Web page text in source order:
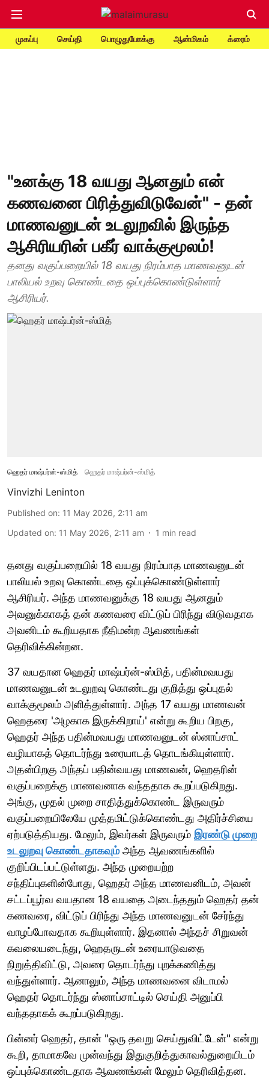
முகப்பு செய்தி பொழுதுபோக்கு ஆன்மிகம் க்ரைம்
"உனக்கு 18 வயது ஆனதும் என்
கணவனை பிரித்துவிடுவேன்" - தன்
மாணவனுடன் உடலுறவில் இருந்த
ஆசிரியரின் பகீர் வாக்குமூலம்!
தனது வகுப்பறையில் 18 வயது நிரம்பாத மாணவனுடன்
பாலியல் உறவு கொண்டதை ஒப்புக்கொண்டுள்ளார்
ஆசிரியர்.
ஹெதர் மாஷ்பர்ன்-ஸ்மித் ஹெதர் மாஷ்பர்ன்-ஸ்மித்
Vinvizhi Leninton
Published on: 11 May 2026, 2:11 am
Updated on: 11 May 2026, 2:11 am 1 min read
தனது வகுப்பறையில் 18 வயது நிரம்பாத மாணவனுடன்
பாலியல் உறவு கொண்டதை ஒப்புக்கொண்டுள்ளார்
ஆசிரியர். அந்த மாணவனுக்கு 18 வயது ஆனதும்
அவனுக்காகத் தன் கணவரை விட்டுப் பிரிந்து விடுவதாக
அவனிடம் கூறியதாக நீதிமன்ற ஆவணங்கள்
தெரிவிக்கின்றன.
37 வயதான ஹெதர் மாஷ்பர்ன்-ஸ்மித், பதின்மவயது
மாணவனுடன் உடலுறவு கொண்டது குறித்து ஒப்புதல்
வாக்குமூலம் அளித்துள்ளார். அந்த 17 வயது மாணவன்
ஹெதரை 'அழகாக இருக்கிறாய்' என்று கூறிய பிறகு,
ஹெதர் அந்த பதின்மவயது மாணவனுடன் ஸ்னாப்சாட்
வழியாகத் தொடர்ந்து உரையாடத் தொடங்கியுள்ளார்.
அதன்பிறகு அந்தப் பதின்வயது மாணவன், ஹெதரின்
வகுப்பறைக்கு மாணவனாக வந்ததாக கூறப்படுகிறது.
அங்கு, முதல் முறை சாதித்துக்கொண்ட இருவரும்
வகுப்பறையிலேயே முத்தமிட்டுக்கொண்டது அதிர்ச்சியை
ஏற்படுத்தியது. மேலும், இவர்கள் இருவரும் இரண்டு முறை
உடலுறவு கொண்டதாகவும்அந்த ஆவணங்களில்
குறிப்பிடப்பட்டுள்ளது. அந்த முறையற்ற
சந்திப்புகளின்போது, ​​ஹெதர் அந்த மாணவனிடம், அவன்
சட்டப்பூர்வ வயதான 18 வயதை அடைந்ததும் ஹெதர் தன்
கணவரை, ​​விட்டுப் பிரிந்து அந்த மாணவனுடன் சேர்ந்து
வாழப்போவதாக கூறியுள்ளார். இதனால் அந்தச் சிறுவன்
கவலையடைந்து, ஹெதருடன் உரையாடுவதை
நிறுத்திவிட்டு, அவரை தொடர்ந்து புறக்கணித்து
வந்துள்ளார். ஆனாலும், அந்த மாணவனை விடாமல்
ஹெதர் தொடர்ந்து ஸ்னாப்சாட்டில் செய்தி அனுப்பி
வந்ததாகக் கூறப்படுகிறது.
பின்னர் ஹெதர், தான் "ஒரு தவறு செய்துவிட்டேன்" என்று
கூறி, தாமாகவே முன்வந்து இதுகுறித்துகாவல்துறையிடம்
ஒப்புக்கொண்டதாக ஆவணங்கள் மேலும் தெரிவித்தன.